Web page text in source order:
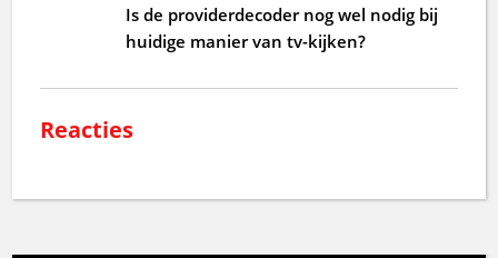
Is de providerdecoder nog wel nodig bij
huidige manier van tv-kijken?
Reacties